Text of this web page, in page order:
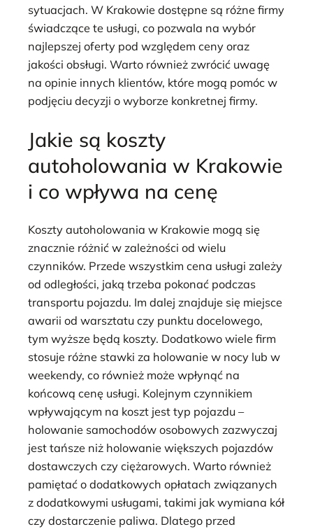
sytuacjach. W Krakowie dostępne są różne firmy
świadczące te usługi, co pozwala na wybór
najlepszej oferty pod względem ceny oraz
jakości obsługi. Warto również zwrócić uwagę
na opinie innych klientów, które mogą pomóc w
podjęciu decyzji o wyborze konkretnej firmy.
Jakie są koszty
autoholowania w Krakowie
i co wpływa na cenę
Koszty autoholowania w Krakowie mogą się
znacznie różnić w zależności od wielu
czynników. Przede wszystkim cena usługi zależy
od odległości, jaką trzeba pokonać podczas
transportu pojazdu. Im dalej znajduje się miejsce
awarii od warsztatu czy punktu docelowego,
tym wyższe będą koszty. Dodatkowo wiele firm
stosuje różne stawki za holowanie w nocy lub w
weekendy, co również może wpłynąć na
końcową cenę usługi. Kolejnym czynnikiem
wpływającym na koszt jest typ pojazdu –
holowanie samochodów osobowych zazwyczaj
jest tańsze niż holowanie większych pojazdów
dostawczych czy ciężarowych. Warto również
pamiętać o dodatkowych opłatach związanych
z dodatkowymi usługami, takimi jak wymiana kół
czy dostarczenie paliwa. Dlatego przed